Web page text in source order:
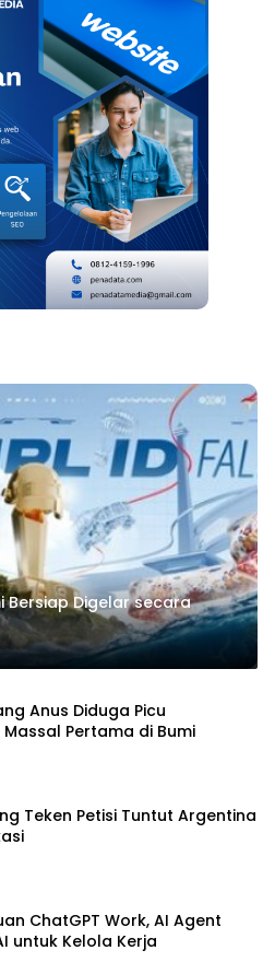
Bersiap Digelar secara
Anus Diduga Picu
Pertama di Bumi
Teken Petisi Tuntut Argentina
ChatGPT Work, AI Agent
untuk Kelola Kerja